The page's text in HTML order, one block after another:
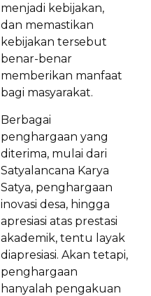
menjadi kebijakan,
dan memastikan
kebijakan tersebut
benar-benar
memberikan manfaat
bagi masyarakat.
Berbagai
penghargaan yang
diterima, mulai dari
Satyalancana Karya
Satya, penghargaan
inovasi desa, hingga
apresiasi atas prestasi
akademik, tentu layak
diapresiasi. Akan tetapi,
penghargaan
hanyalah pengakuan